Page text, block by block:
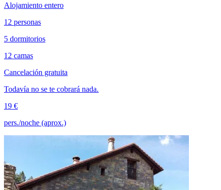
Alojamiento entero
12 personas
5 dormitorios
12 camas
Cancelación gratuita
Todavía no se te cobrará nada.
19 €
pers./noche (aprox.)